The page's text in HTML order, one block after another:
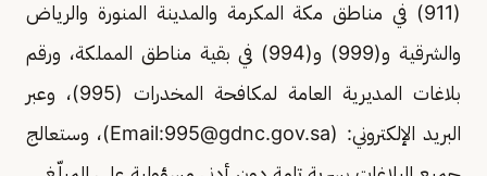
(911) في مناطق مكة المكرمة والمدينة المنورة والرياض
والشرقية و(999) و(994) في بقية مناطق المملكة، ورقم
بلاغات المديرية العامة لمكافحة المخدرات (995)، وعبر
البريد الإلكتروني: (Email:995@gdnc.gov.sa
)، وستعالج